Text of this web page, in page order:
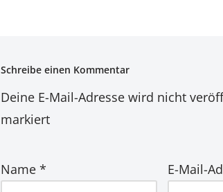
Schreibe einen Kommentar
Deine E-Mail-Adresse wird nicht
markiert
Name * E-Mail-